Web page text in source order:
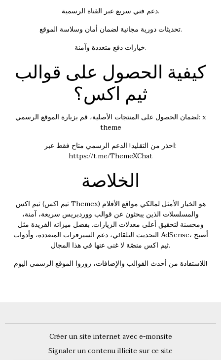
دعم فني سريع عبر القناة الرسمية.
تحديثات دورية مجانية لضمان أمان وسلاسة الموقع.
خيارات دفع متعددة وآمنة.
كيفية الحصول على قوالب
ثيم اكس؟
لضمان الحصول على المنتجات الأصلية، قم بزيارة الموقع الرسمي: x
theme
احذر من التقليد! الدعم الرسمي متاح فقط عبر:
https://t.me/ThemeXChat
الخلاصة
ثيم اكس ( ثيم اكس Themex) هو الخيار الأمثل لمالكي مواقع الأفلام
والمسلسلات الذين يبحثون عن قوالب ووردبريس سريعة، آمنة،
ومحسنة لتحقيق أعلى معدلات الزيارات. بفضل ميزاته الفريدة مثل
التحديث التلقائي، دعم السيرفرات المتعددة، وأدوات AdSense، أصبح
ثيم اكس منصّة لا غنى عنها في هذا المجال.
للاستفادة من أحدث القوالب والإضافات، زوروا الموقع الرسمي اليوم!
Créer un site internet avec e-monsite
Signaler un contenu illicite sur ce site